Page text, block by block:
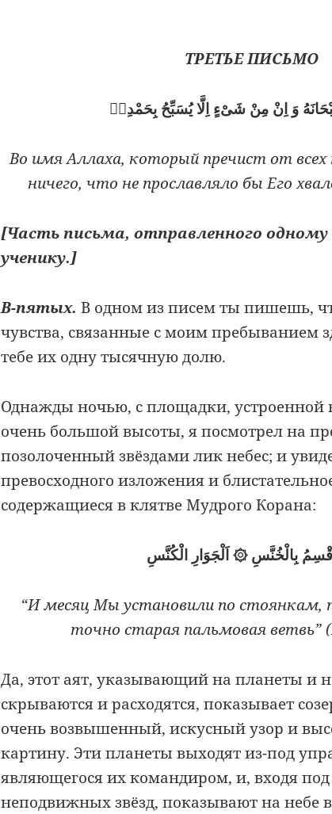
ТРЕТЬЕ ПИСЬМО
وَ اِنْ مِنْ شَىْءٍ اِلَّا يُسَبِّحُ بِحَمْدِهٖ
Во имя Аллаха, который пречист от
ничего, что не прославляло бы Его
[Часть письма, отправленного
ученику.]
В-пятых. В одном из писем ты пишешь,
чувства, связанные с моим пребыванием
тебе их одну тысячную долю.
Однажды ночью, с площадки, устроенной
очень большой высоты, я посмотрел на
позолоченный звёздами лик небес; и
превосходного изложения и
содержащиеся в клятве Мудрого Корана:
بِالْخُنَّسِ ۞ اَلْجَوَارِ الْكُنَّسِ
“И месяц Мы установили по стоянкам,
точно старая пальмовая ветвь”
Да, этот аят, указывающий на планеты и
скрываются и расходятся, показывает
очень возвышенный, искусный узор и
картину. Эти планеты выходят из-под
являющегося их командиром, и, входя
неподвижных звёзд, показывают на небе